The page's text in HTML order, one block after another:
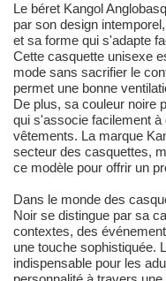
Le béret Kangol
par son design
et sa forme qui s'adapte
Cette casquette unisexe
mode sans sacrifier le
permet une bonne
De plus, sa couleur noire
qui s'associe facilement
vêtements. La marque
secteur des casquettes,
ce modèle pour offrir un
Dans le monde des
Noir se distingue par sa
contextes, des
une touche sophistiquée.
indispensable pour les